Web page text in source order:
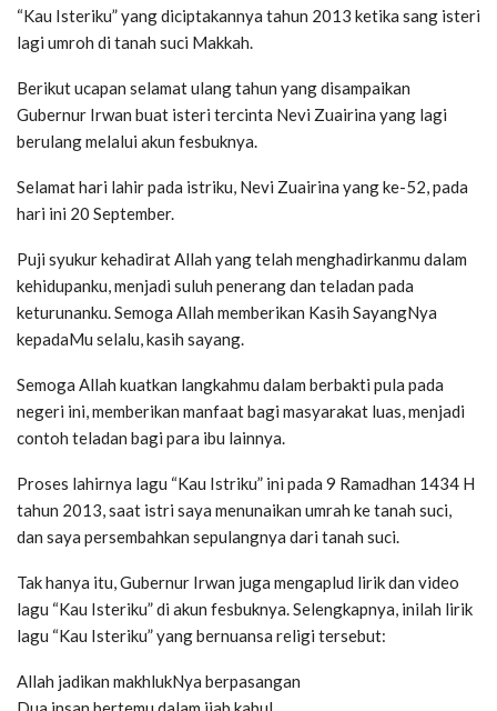
“Kau Isteriku” yang diciptakannya tahun 2013 ketika sang isteri
lagi umroh di tanah suci Makkah.
Berikut ucapan selamat ulang tahun yang disampaikan
Gubernur Irwan buat isteri tercinta Nevi Zuairina yang lagi
berulang melalui akun fesbuknya.
Selamat hari lahir pada istriku, Nevi Zuairina yang ke-52, pada
hari ini 20 September.
Puji syukur kehadirat Allah yang telah menghadirkanmu dalam
kehidupanku, menjadi suluh penerang dan teladan pada
keturunanku. Semoga Allah memberikan Kasih SayangNya
kepadaMu selalu, kasih sayang.
Semoga Allah kuatkan langkahmu dalam berbakti pula pada
negeri ini, memberikan manfaat bagi masyarakat luas, menjadi
contoh teladan bagi para ibu lainnya.
Proses lahirnya lagu “Kau Istriku” ini pada 9 Ramadhan 1434 H
tahun 2013, saat istri saya menunaikan umrah ke tanah suci,
dan saya persembahkan sepulangnya dari tanah suci.
Tak hanya itu, Gubernur Irwan juga mengaplud lirik dan video
lagu “Kau Isteriku” di akun fesbuknya. Selengkapnya, inilah lirik
lagu “Kau Isteriku” yang bernuansa religi tersebut:
Allah jadikan makhlukNya berpasangan